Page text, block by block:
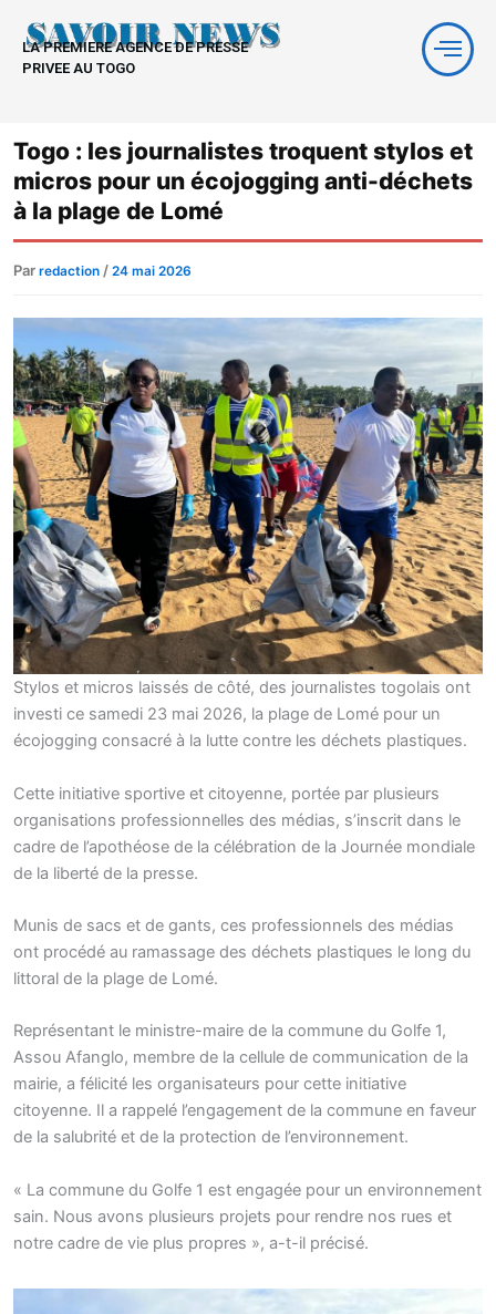
contenu
LA PREMIERE AGENCE DE PRESSE
PRIVEE AU TOGO
Togo : les journalistes troquent stylos et
micros pour un écojogging anti-déchets
à la plage de Lomé
Par redaction / 24 mai 2026
Stylos et micros laissés de côté, des journalistes togolais ont
investi ce samedi 23 mai 2026, la plage de Lomé pour un
écojogging consacré à la lutte contre les déchets plastiques.
Cette initiative sportive et citoyenne, portée par plusieurs
organisations professionnelles des médias, s’inscrit dans le
cadre de l’apothéose de la célébration de la Journée mondiale
de la liberté de la presse.
Munis de sacs et de gants, ces professionnels des médias
ont procédé au ramassage des déchets plastiques le long du
littoral de la plage de Lomé.
Représentant le ministre-maire de la commune du Golfe 1,
Assou Afanglo, membre de la cellule de communication de la
mairie, a félicité les organisateurs pour cette initiative
citoyenne. Il a rappelé l’engagement de la commune en faveur
de la salubrité et de la protection de l’environnement.
« La commune du Golfe 1 est engagée pour un environnement
sain. Nous avons plusieurs projets pour rendre nos rues et
notre cadre de vie plus propres », a-t-il précisé.